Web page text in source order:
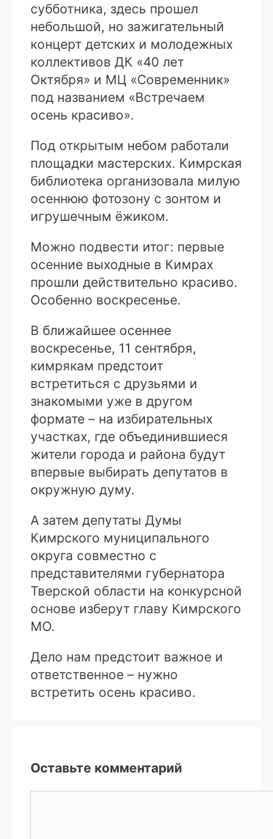
субботника, здесь прошел
небольшой, но зажигательный
концерт детских и молодежных
коллективов ДК «40 лет
Октября» и МЦ «Современник»
под названием «Встречаем
осень красиво».
Под открытым небом работали
площадки мастерских. Кимрская
библиотека организовала милую
осеннюю фотозону с зонтом и
игрушечным ёжиком.
Можно подвести итог: первые
осенние выходные в Кимрах
прошли действительно красиво.
Особенно воскресенье.
В ближайшее осеннее
воскресенье, 11 сентября,
кимрякам предстоит
встретиться с друзьями и
знакомыми уже в другом
формате – на избирательных
участках, где объединившиеся
жители города и района будут
впервые выбирать депутатов в
окружную думу.
А затем депутаты Думы
Кимрского муниципального
округа совместно с
представителями губернатора
Тверской области на конкурсной
основе изберут главу Кимрского
МО.
Дело нам предстоит важное и
ответственное – нужно
встретить осень красиво.
Оставьте комментарий